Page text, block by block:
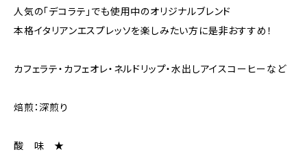
人気の「デコラテ」でも使用中のオリジナルブレンド
本格イタリアンエスプレッソを楽しみたい方に是非おすすめ！
カフェラテ・カフェオレ・ネルドリップ・水出しアイスコーヒーなど
焙煎：深煎り
酸 味 ★